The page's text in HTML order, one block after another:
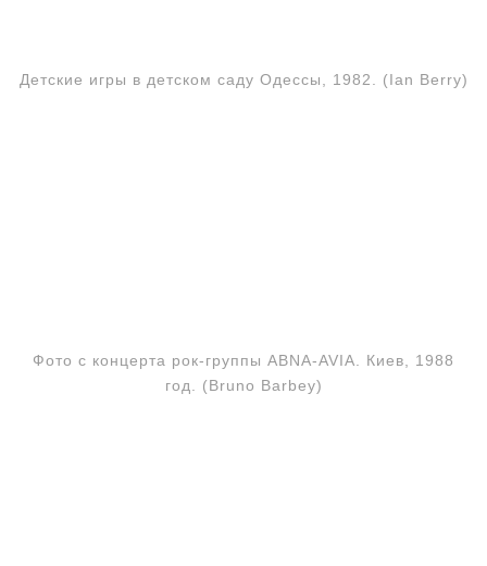
Детские игры в детском саду Одессы, 1982. (Ian Berry)
Фото с концерта рок-группы ABNA-AVIA. Киев, 1988
год. (Bruno Barbey)